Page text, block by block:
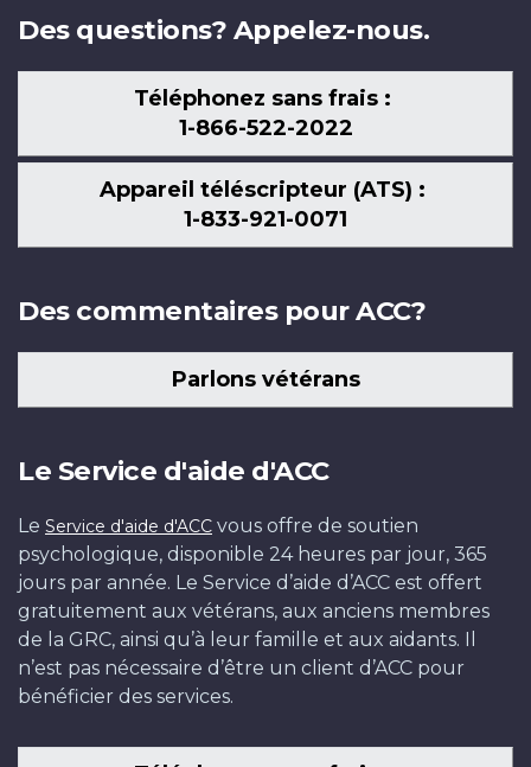
Des questions? Appelez-nous.
Téléphonez sans frais :
1-866-522-2022
Appareil téléscripteur (ATS) :
1-833-921-0071
Des commentaires pour ACC?
Parlons vétérans
Le Service d'aide d'ACC
Le Service d'aide d'ACC vous offre de soutien
psychologique, disponible 24 heures par jour, 365
jours par année. Le Service d’aide d’ACC est offert
gratuitement aux vétérans, aux anciens membres
de la GRC, ainsi qu’à leur famille et aux aidants. Il
n’est pas nécessaire d’être un client d’ACC pour
bénéficier des services.